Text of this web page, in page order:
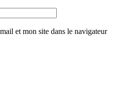
et mon site dans le navigateur